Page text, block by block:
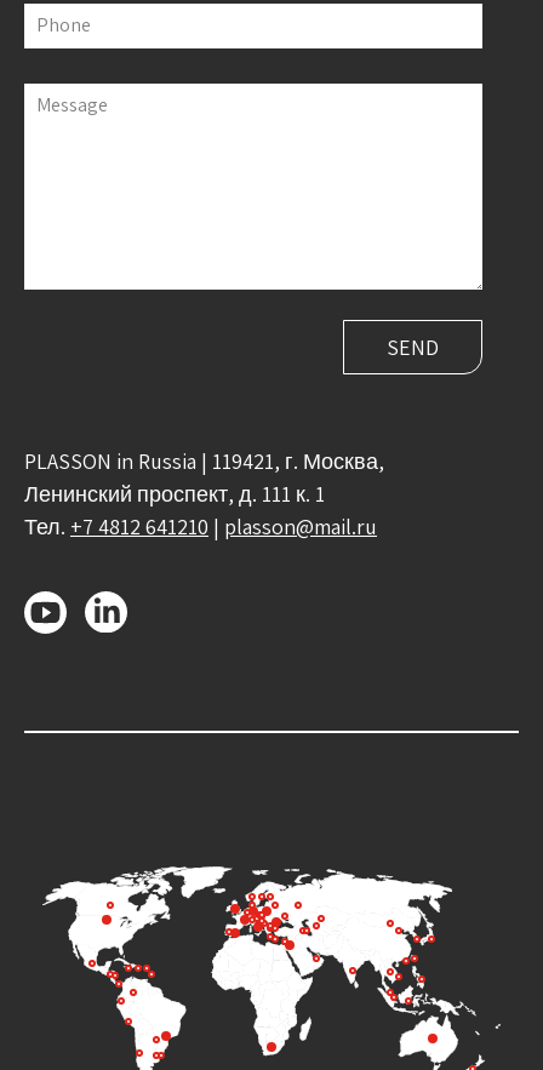
Phone
Message
PLASSON in Russia | 119421, г. Москва,
Ленинский проспект, д. 111 к. 1
Тел. +7 4812 641210 | plasson@mail.ru